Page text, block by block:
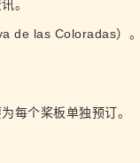
。
de las Coloradas）
每个桨板单独预订。